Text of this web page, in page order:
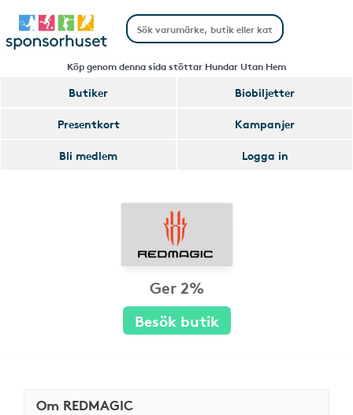
Köp genom denna sida stöttar Hundar Utan Hem
Butiker
Biobiljetter
Presentkort
Kampanjer
Bli medlem
Logga in
Ger 2%
Besök butik
Om REDMAGIC